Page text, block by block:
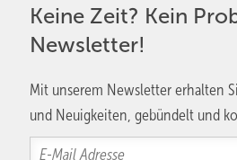
Keine Zeit? Kein
Newsletter!
Mit unserem Newsletter erhalten
und Neuigkeiten, gebündelt und